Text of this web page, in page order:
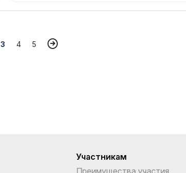
3 4 5
Участникам
Преимущества участия